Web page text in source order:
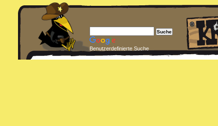
Benutzerdefinierte Suche